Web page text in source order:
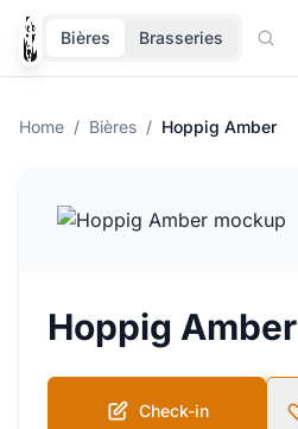
Bières Brasseries
Home / Bières / Hoppig Amber
Hoppig Amber
Check-in